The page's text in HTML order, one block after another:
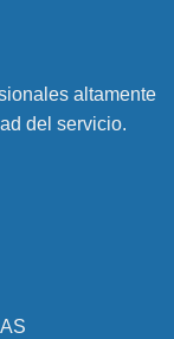
altamente
del servicio.